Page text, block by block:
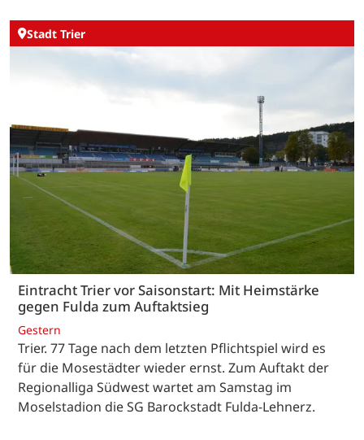
Stadt Trier
Eintracht Trier vor Saisonstart: Mit Heimstärke
gegen Fulda zum Auftaktsieg
Gestern
Trier. 77 Tage nach dem letzten Pflichtspiel wird es
für die Mosestädter wieder ernst. Zum Auftakt der
Regionalliga Südwest wartet am Samstag im
Moselstadion die SG Barockstadt Fulda-Lehnerz.